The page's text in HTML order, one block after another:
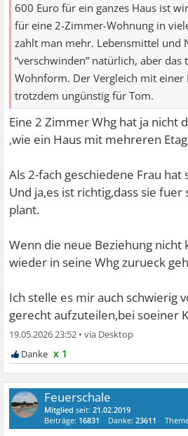
600 Euro für ein ganzes Haus ist
für eine 2-Zimmer-Wohnung in
zahlt man mehr. Lebensmittel und
“verschwinden” natürlich, aber das
Wohnform. Der Vergleich mit
trotzdem ungünstig für Tom.
Eine 2 Zimmer Whg hat ja nicht
,wie ein Haus mit mehreren
Als 2-fach geschiedene Frau hat
Und ja,es ist richtig,dass sie fuer
plant.
Wenn die neue Beziehung nicht
wieder in seine Whg zurueck
Ich stelle es mir auch schwierig
gerecht aufzuteilen,bei soeiner
19.05.2026 23:52 •
x 1
Feuerschale
Mitglied seit:21.02.2019
Beiträge: 16831 Danke:23611